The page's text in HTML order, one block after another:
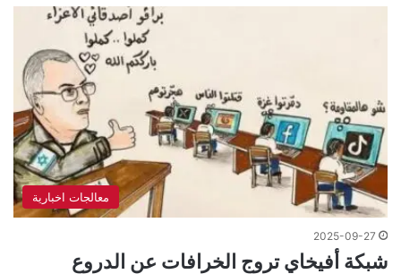
معالجات اخبارية
2025-09-27
شبكة أفيخاي تروج الخرافات عن الدروع